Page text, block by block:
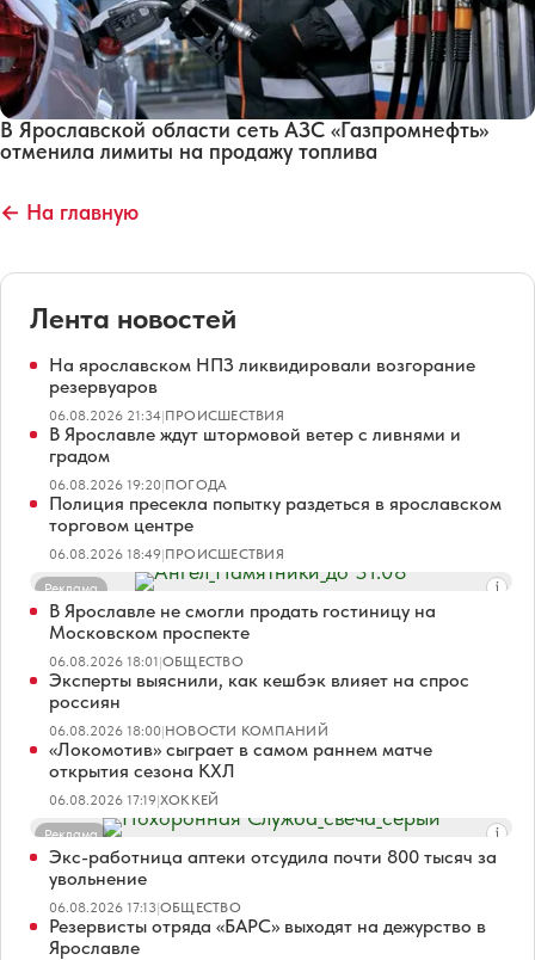
В Ярославской области сеть АЗС «Газпромнефть»
отменила лимиты на продажу топлива
← На главную
Лента новостей
На ярославском НПЗ ликвидировали возгорание
резервуаров
06.08.2026 21:34|ПРОИСШЕСТВИЯ
В Ярославле ждут штормовой ветер с ливнями и
градом
06.08.2026 19:20|ПОГОДА
Полиция пресекла попытку раздеться в ярославском
торговом центре
06.08.2026 18:49|ПРОИСШЕСТВИЯ
Реклама
В Ярославле не смогли продать гостиницу на
Московском проспекте
06.08.2026 18:01|ОБЩЕСТВО
Эксперты выяснили, как кешбэк влияет на спрос
россиян
06.08.2026 18:00|НОВОСТИ КОМПАНИЙ
«Локомотив» сыграет в самом раннем матче
открытия сезона КХЛ
06.08.2026 17:19|ХОККЕЙ
Реклама
Экс-работница аптеки отсудила почти 800 тысяч за
увольнение
06.08.2026 17:13|ОБЩЕСТВО
Резервисты отряда «БАРС» выходят на дежурство в
Ярославле